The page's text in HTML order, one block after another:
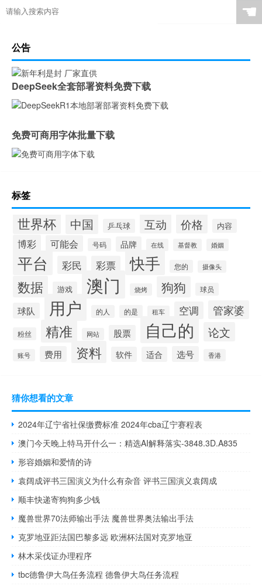
☚
公告
DeepSeek全套部署资料免费下载
免费可商用字体批量下载
标签
世界杯 中国 乒乓球 互动 价格 内容
博彩 可能会 号码 品牌 在线 基督教 婚姻
平台 彩民 彩票 快手 您的 摄像头
数据 游戏 澳门 烧烤 狗狗 球员
球队 用户 的人 的是 租车 空调 管家婆
粉丝 精准 网站 股票 自己的 论文
账号 费用 资料 软件 适合 选号 香港
猜你想看的文章
2024年辽宁省社保缴费标准 2024年cba辽宁赛程表
澳门今天晚上特马开什么一：精选AI解释落实-3848.3D.A835
形容婚姻和爱情的诗
袁阔成评书三国演义为什么有杂音 评书三国演义袁阔成
顺丰快递寄狗狗多少钱
魔兽世界70法师输出手法 魔兽世界奥法输出手法
克罗地亚距法国巴黎多远 欧洲杯法国对克罗地亚
林木采伐证办理程序
tbc德鲁伊大鸟任务流程 德鲁伊大鸟任务流程